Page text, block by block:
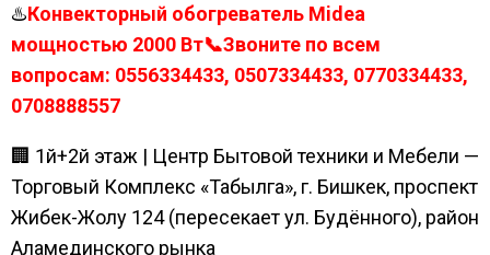
♨️Конвекторный обогреватель Midea
мощностью 2000 Вт📞Звоните по всем
вопросам: 0556334433, 0507334433, 0770334433,
0708888557
🏢 1й+2й этаж | Центр Бытовой техники и Мебели —
Торговый Комплекс «Табылга», г. Бишкек, проспект
Жибек-Жолу 124 (пересекает ул. Будённого), район
Аламединского рынка